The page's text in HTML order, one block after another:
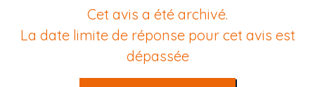
Cet avis a été archivé.
La date limite de réponse pour cet avis est
dépassée